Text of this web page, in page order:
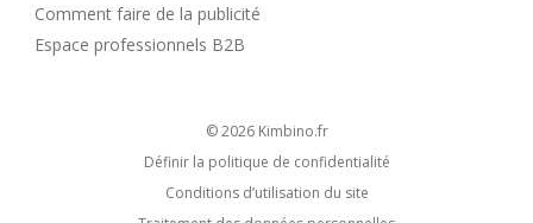
Comment faire de la publicité
Espace professionnels B2B
© 2026 kimbino.fr
Définir la politique de confidentialité
Conditions d’utilisation du site